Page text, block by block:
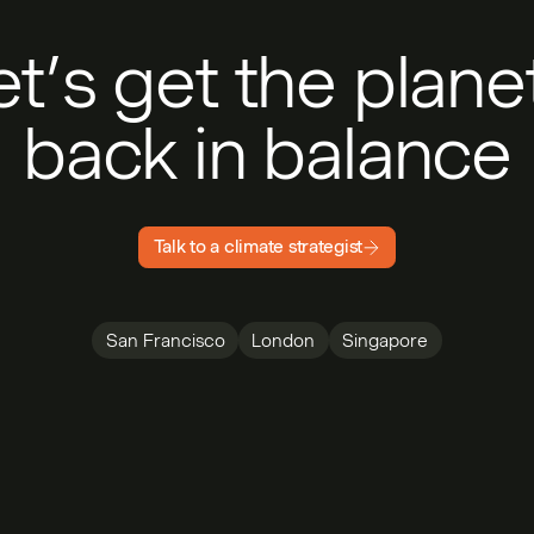
get the
back in balance
Talk to a climate strategist
San Francisco London Singapore